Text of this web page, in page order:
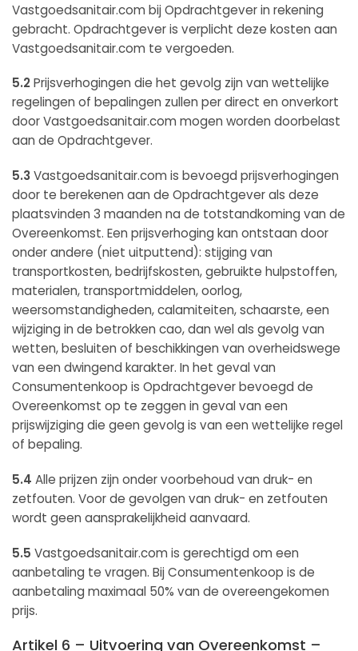
Vastgoedsanitair.com bij Opdrachtgever in rekening
gebracht. Opdrachtgever is verplicht deze kosten aan
Vastgoedsanitair.com te vergoeden.
5.2Prijsverhogingen die het gevolg zijn van wettelijke
regelingen of bepalingen zullen per direct en onverkort
door Vastgoedsanitair.com mogen worden doorbelast
aan de Opdrachtgever.
5.3Vastgoedsanitair.com is bevoegd prijsverhogingen
door te berekenen aan de Opdrachtgever als deze
plaatsvinden 3 maanden na de totstandkoming van de
Overeenkomst. Een prijsverhoging kan ontstaan door
onder andere (niet uitputtend): stijging van
transportkosten, bedrijfskosten, gebruikte hulpstoffen,
materialen, transportmiddelen, oorlog,
weersomstandigheden, calamiteiten, schaarste, een
wijziging in de betrokken cao, dan wel als gevolg van
wetten, besluiten of beschikkingen van overheidswege
van een dwingend karakter. In het geval van
Consumentenkoop is Opdrachtgever bevoegd de
Overeenkomst op te zeggen in geval van een
prijswijziging die geen gevolg is van een wettelijke regel
of bepaling.
5.4 Alle prijzen zijn onder voorbehoud van druk- en
zetfouten. Voor de gevolgen van druk- en zetfouten
wordt geen aansprakelijkheid aanvaard.
5.5 Vastgoedsanitair.com is gerechtigd om een
aanbetaling te vragen. Bij Consumentenkoop is de
aanbetaling maximaal 50% van de overeengekomen
prijs.
Artikel 6 – Uitvoering van Overeenkomst –